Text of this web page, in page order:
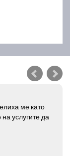
ме като
услугите да